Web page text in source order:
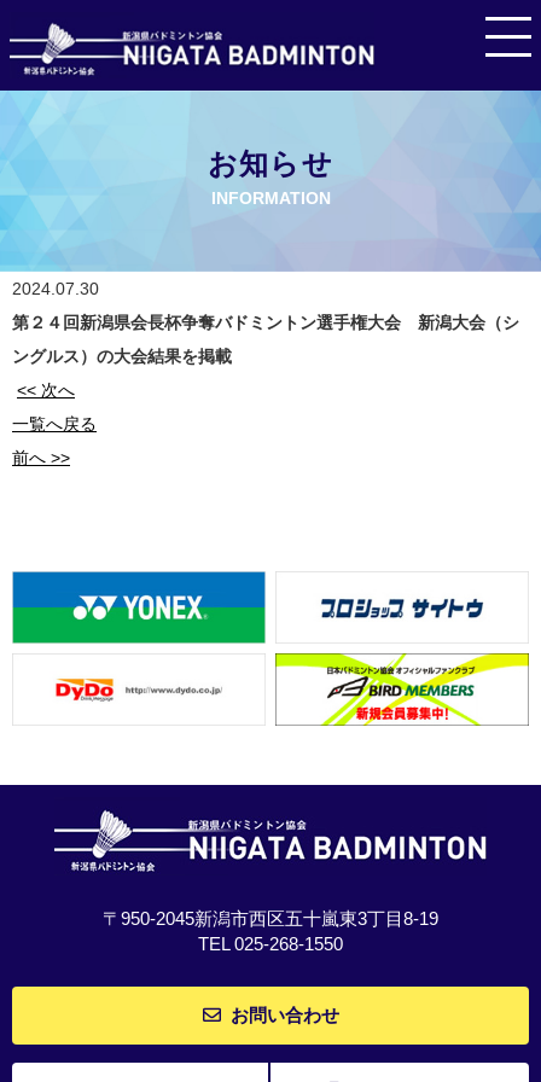
お知らせ
INFORMATION
2024.07.30
第２４回新潟県会長杯争奪バドミントン選手権大会 新潟大会（シ
ングルス）の大会結果を掲載
<< 次へ
一覧へ戻る
前へ >>
〒950-2045新潟市西区五十嵐東3丁目8-19
TEL 025-268-1550
お問い合わせ